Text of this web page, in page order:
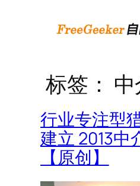
标签：
行业专注型
建立 2013中
【原创】